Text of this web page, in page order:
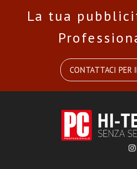
La tua
CONTATTACI PER